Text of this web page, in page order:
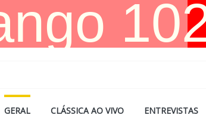
GERAL CLÁSSICA AO VIVO ENTREVISTAS